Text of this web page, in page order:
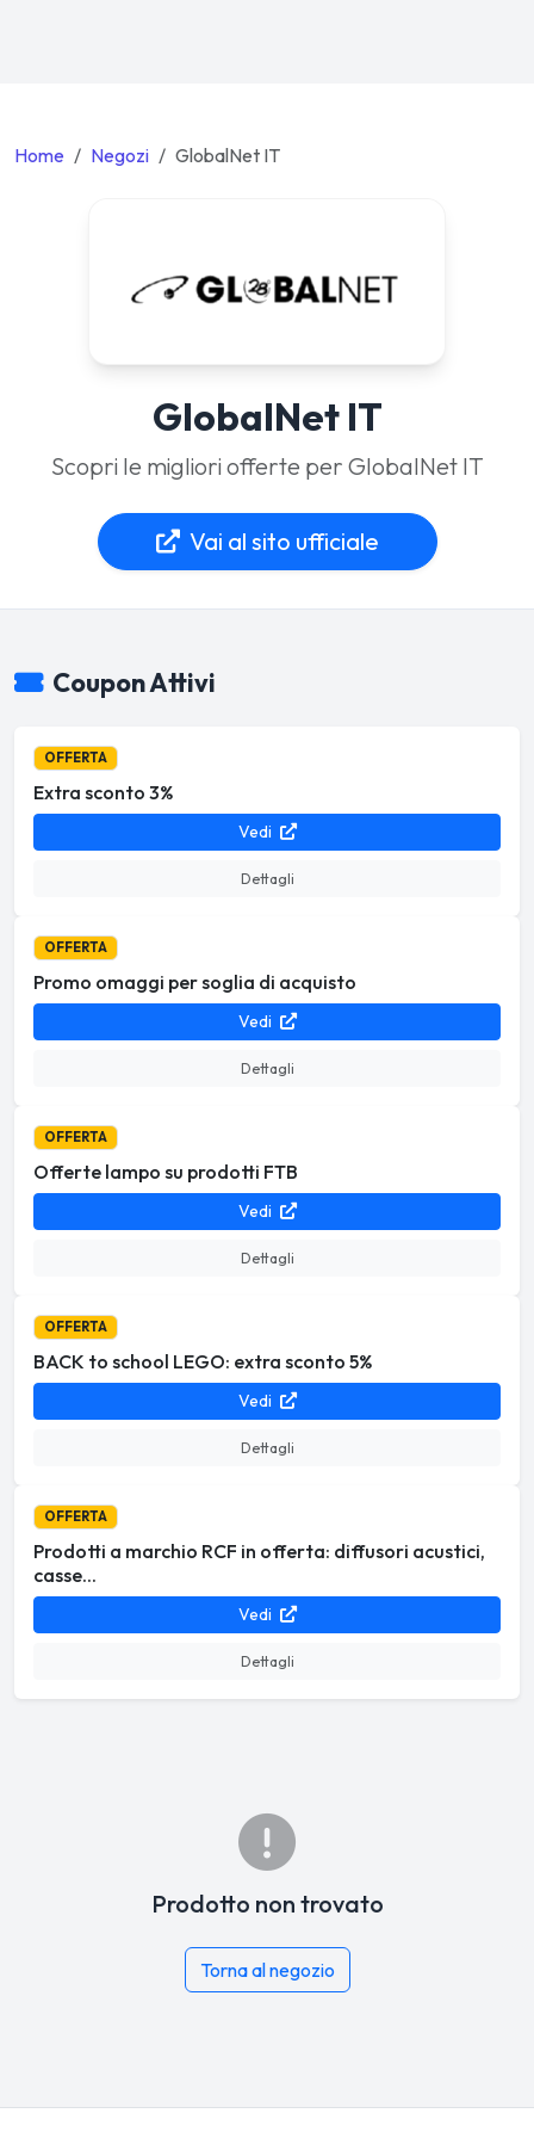
Home Negozi GlobalNet IT
GlobalNet IT
Scopri le migliori offerte per GlobalNet IT
Vai al sito ufficiale
Coupon Attivi
OFFERTA
Extra sconto 3%
Vedi
Dettagli
OFFERTA
Promo omaggi per soglia di acquisto
Vedi
Dettagli
OFFERTA
Offerte lampo su prodotti FTB
Vedi
Dettagli
OFFERTA
BACK to school LEGO: extra sconto 5%
Vedi
Dettagli
OFFERTA
Prodotti a marchio RCF in offerta: diffusori acustici,
casse...
Vedi
Dettagli
Prodotto non trovato
Torna al negozio